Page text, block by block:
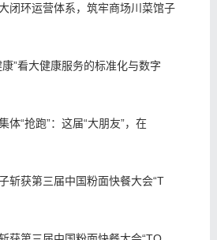
闭环运营体系，筑牢商场川菜馆子
康”看大健康服务的标准化与数字
体“抢跑”：这届“大朋友”，在
斩获第三届中国粉面快餐大会“T